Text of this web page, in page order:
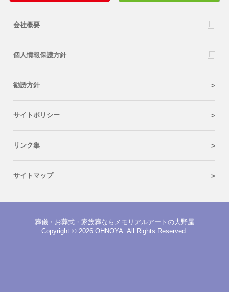
会社概要
個人情報保護方針
勧誘方針
サイトポリシー
リンク集
サイトマップ
葬儀・お葬式・家族葬ならメモリアルアートの大野屋
Copyright © 2026 OHNOYA. All Rights Reserved.